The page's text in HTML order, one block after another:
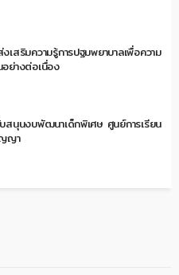
เสริมความรู้การปฐมพยาบาลเพื่อความ
ย่างต่อเนื่อง
สนุนงบพัฒนาเด็กพิเศษ ศูนย์การเรียน
ญญา